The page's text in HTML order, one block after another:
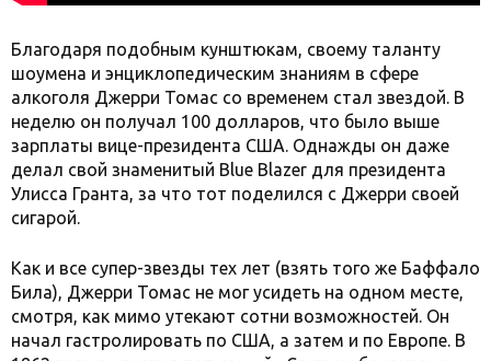
Благодаря подобным кунштюкам, своему таланту
шоумена и энциклопедическим знаниям в сфере
алкоголя Джерри Томас со временем стал звездой. В
неделю он получал 100 долларов, что было выше
зарплаты вице-президента США. Однажды он даже
делал свой знаменитый Blue Blazer для президента
Улисса Гранта, за что тот поделился с Джерри своей
сигарой.
Как и все супер-звезды тех лет (взять того же Баффало
Била), Джерри Томас не мог усидеть на одном месте,
смотря, как мимо утекают сотни возможностей. Он
начал гастролировать по США, а затем и по Европе. В